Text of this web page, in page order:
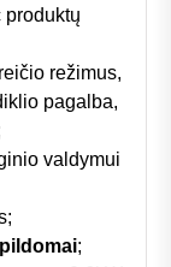
produktų
režimus,
pagalba,
valdymui
;